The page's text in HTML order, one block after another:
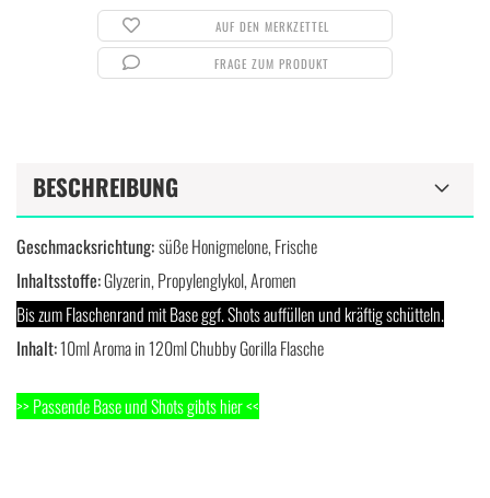
AUF DEN MERKZETTEL
FRAGE ZUM PRODUKT
BESCHREIBUNG
Geschmacksrichtung:süße Honigmelone, Frische
Inhaltsstoffe:Glyzerin, Propylenglykol, Aromen
Bis zum Flaschenrand mit Base ggf. Shots auffüllen und kräftig schütteln.
Inhalt:10ml Aroma in 120ml Chubby Gorilla Flasche
>> Passende Base und Shots gibts hier<<